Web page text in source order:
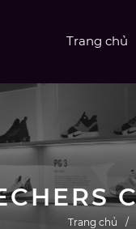
Trang chủ
Trang chủ